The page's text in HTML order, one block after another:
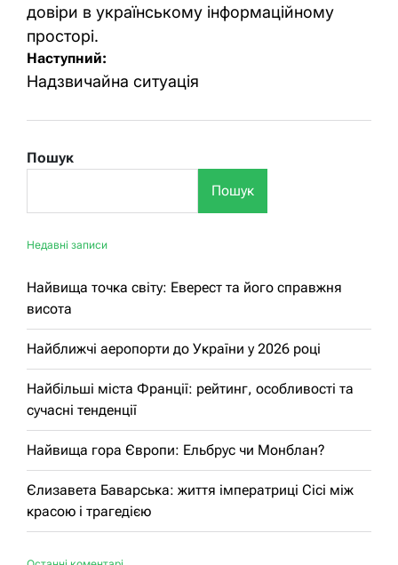
довіри в українському інформаційному
просторі.
Наступний:
Надзвичайна ситуація
Пошук
Пошук
Недавні записи
Найвища точка світу: Еверест та його справжня
висота
Найближчі аеропорти до України у 2026 році
Найбільші міста Франції: рейтинг, особливості та
сучасні тенденції
Найвища гора Європи: Ельбрус чи Монблан?
Єлизавета Баварська: життя імператриці Сісі між
красою і трагедією